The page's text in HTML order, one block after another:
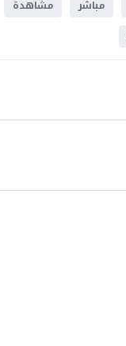
مباشر مشاهدة